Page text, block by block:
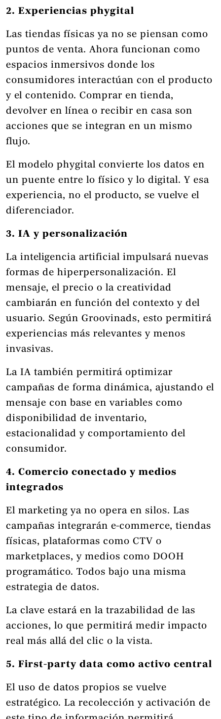
2. Experiencias phygital
Las tiendas físicas ya no se piensan como
puntos de venta. Ahora funcionan como
espacios inmersivos donde los
consumidores interactúan con el producto
y el contenido. Comprar en tienda,
devolver en línea o recibir en casa son
acciones que se integran en un mismo
flujo.
El modelo phygital convierte los datos en
un puente entre lo físico y lo digital. Y esa
experiencia, no el producto, se vuelve el
diferenciador.
3. IA y personalización
La inteligencia artificial impulsará nuevas
formas de hiperpersonalización. El
mensaje, el precio o la creatividad
cambiarán en función del contexto y del
usuario. Según Groovinads, esto permitirá
experiencias más relevantes y menos
invasivas.
La IA también permitirá optimizar
campañas de forma dinámica, ajustando el
mensaje con base en variables como
disponibilidad de inventario,
estacionalidad y comportamiento del
consumidor.
4. Comercio conectado y medios
integrados
El marketing ya no opera en silos. Las
campañas integrarán e-commerce, tiendas
físicas, plataformas como CTV o
marketplaces, y medios como DOOH
programático. Todos bajo una misma
estrategia de datos.
La clave estará en la trazabilidad de las
acciones, lo que permitirá medir impacto
real más allá del clic o la vista.
5. First-party data como activo central
El uso de datos propios se vuelve
estratégico. La recolección y activación de